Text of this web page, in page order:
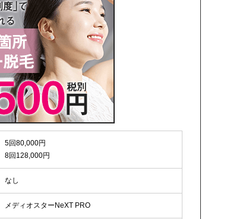
5回80,000円
8回128,000円
なし
メディオスターNeXT PRO